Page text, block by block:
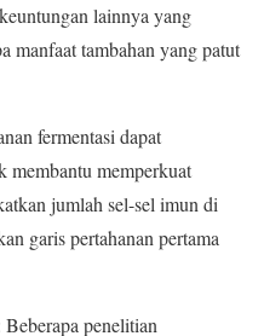
lainnya yang
manfaat tambahan yang patut
fermentasi dapat
membantu memperkuat
jumlah sel-sel imun di
garis pertahanan pertama
penelitian